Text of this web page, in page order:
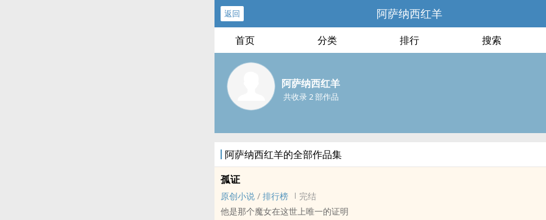
返回 阿萨纳西红羊
首页 分类 排行 搜索
阿萨纳西红羊
共收录 2 部作品
阿萨纳西红羊的全部作品集
孤证
原创小说 / 排行榜
完结
他是那个魔女在这世上唯一的证明